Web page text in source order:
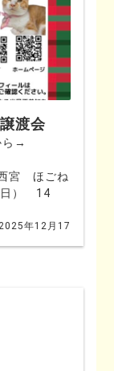
渡会
ら→
宮 ほごね
日） 14
年12月17